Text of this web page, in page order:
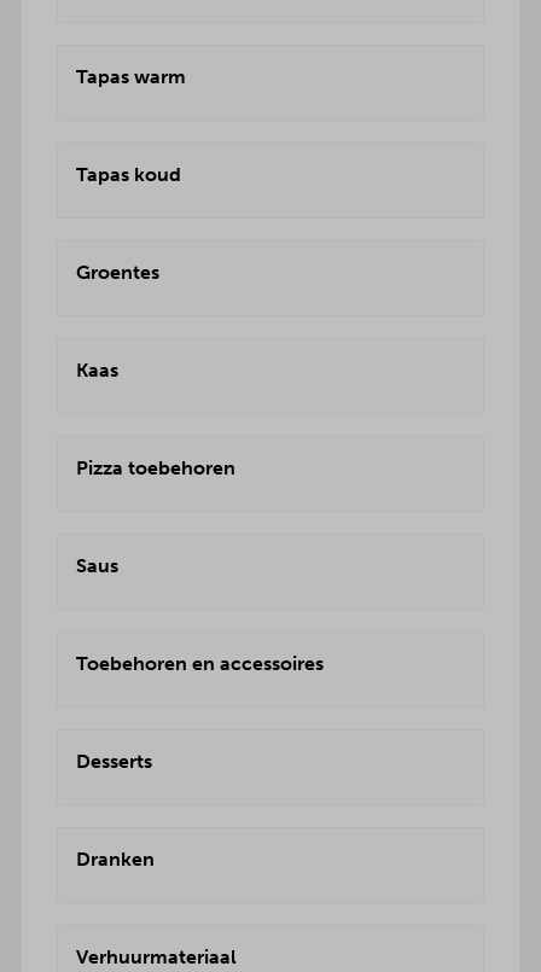
Tapas warm
Tapas koud
Groentes
Kaas
Pizza toebehoren
Saus
Toebehoren en accessoires
Desserts
Dranken
Verhuurmateriaal